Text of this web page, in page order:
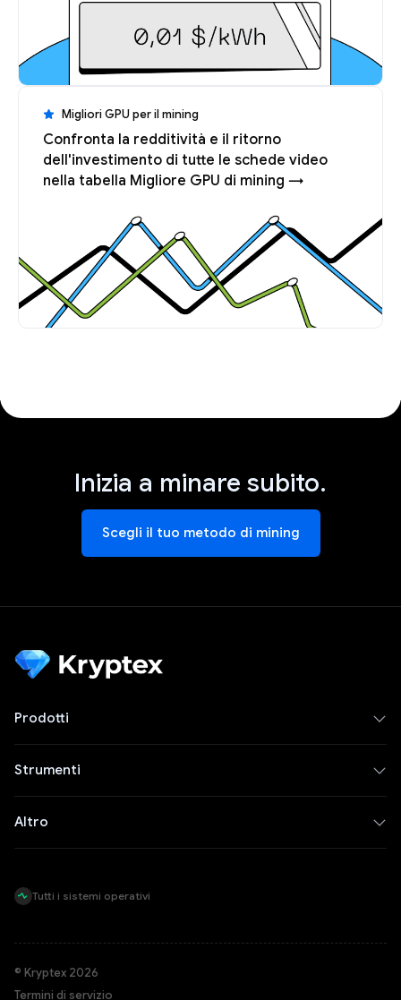
Migliori GPU per il mining
Confronta la redditività e il ritorno
dell'investimento di tutte le schede video
nella tabella Migliore GPU di mining →
Inizia a minare subito.
Scegli il tuo metodo di mining
Prodotti
Strumenti
Altro
Tutti i sistemi operativi
© Kryptex 2026
Termini di servizio